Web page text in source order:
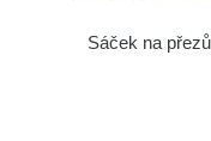
Sáček na